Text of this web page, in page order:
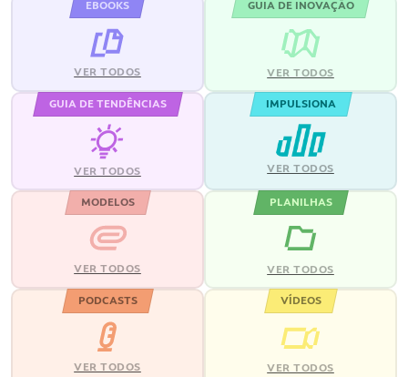
EBOOKS
VER TODOS
GUIA DE INOVAÇÃO
VER TODOS
GUIA DE TENDÊNCIAS
VER TODOS
IMPULSIONA
VER TODOS
MODELOS
VER TODOS
PLANILHAS
VER TODOS
PODCASTS
VER TODOS
VÍDEOS
VER TODOS